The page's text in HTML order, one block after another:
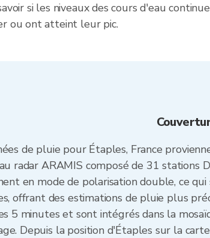
si les niveaux des cours d'eau
ou ont atteint leur pic.
de pluie pour Étaples, France
radar ARAMIS composé de 31
en mode de polarisation double, ce
offrant des estimations de pluie plus
5 minutes et sont intégrés dans la
Depuis la position d'Étaples sur la